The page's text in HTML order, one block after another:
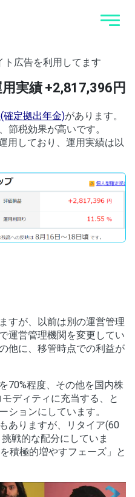
ト広告を利用してます
実績 +2,817,396円
確定拠出年金)があります。
節税効果が高いです。
用しており、運用実績は以
すが、以前は別の運営管理
運営管理機関を変更してい
他に、移管時点での利益が
70%程度、その他を国内株
ディティに充当する、と
ションにしています。
ありますが、リタイア(60
戦的な配分にしていま
積極的増やすフェーズ」と